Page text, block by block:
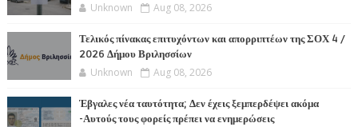
Unknown Aug 08, 2026
Τελικός πίνακας επιτυχόντων και απορριπτέων της ΣΟΧ 4 /
2026 Δήμου Βριλησσίων
Unknown Aug 08, 2026
Έβγαλες νέα ταυτότητα; Δεν έχεις ξεμπερδέψει ακόμα
-Αυτούς τους φορείς πρέπει να ενημερώσεις